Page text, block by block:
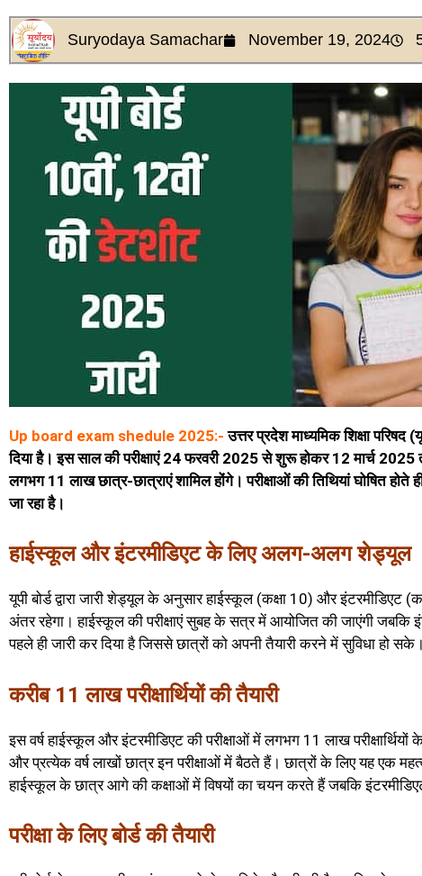
Suryodaya Samachar November 19, 2024
Up board exam shedule 2025:- उत्तर प्रदेश माध्यमिक शिक्षा परिषद
दिया है। इस साल की परीक्षाएं 24 फरवरी 2025 से शुरू होकर 12 मार्च
लगभग 11 लाख छात्र-छात्राएं शामिल होंगे। परीक्षाओं की तिथियां घोषित
जा रहा है।
हाईस्कूल और इंटरमीडिएट के लिए अलग-अलग शेड्यूल
यूपी बोर्ड द्वारा जारी शेड्यूल के अनुसार हाईस्कूल (कक्षा 10) और इंटरमीडिएट
अंतर रहेगा। हाईस्कूल की परीक्षाएं सुबह के सत्र में आयोजित की जाएंगी जबकि
पहले ही जारी कर दिया है जिससे छात्रों को अपनी तैयारी करने में सुविधा हो सके।
करीब 11 लाख परीक्षार्थियों की तैयारी
इस वर्ष हाईस्कूल और इंटरमीडिएट की परीक्षाओं में लगभग 11 लाख
और प्रत्येक वर्ष लाखों छात्र इन परीक्षाओं में बैठते हैं। छात्रों के लिए यह एक
हाईस्कूल के छात्र आगे की कक्षाओं में विषयों का चयन करते हैं जबकि
परीक्षा के लिए बोर्ड की तैयारी